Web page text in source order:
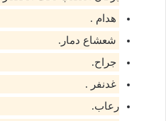
هدام .
شعشاع دمار.
جراح.
غدنفر .
رعاب.